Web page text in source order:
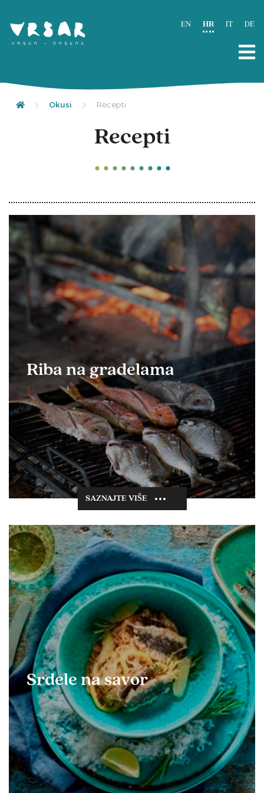
EN HR IT DE
Okusi Recepti
Recepti
Riba na gradelama
SAZNAJTE VIŠE
Srdele na savor